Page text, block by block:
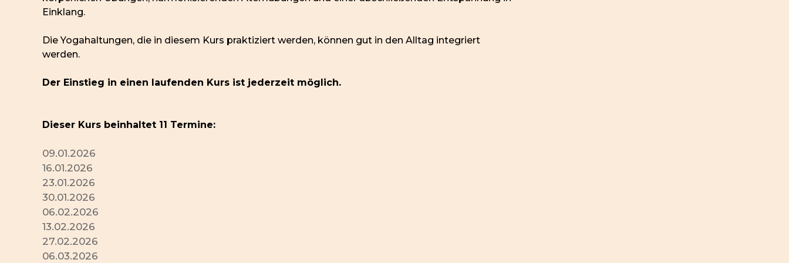
Einklang.
Die Yogahaltungen, die in diesem Kurs praktiziert werden, können gut in den Alltag integriert
werden.
Der Einstieg in einen laufenden Kurs ist jederzeit möglich.
Dieser Kurs beinhaltet 11 Termine:
09.01.2026
16.01.2026
23.01.2026
30.01.2026
06.02.2026
13.02.2026
27.02.2026
06.03.2026